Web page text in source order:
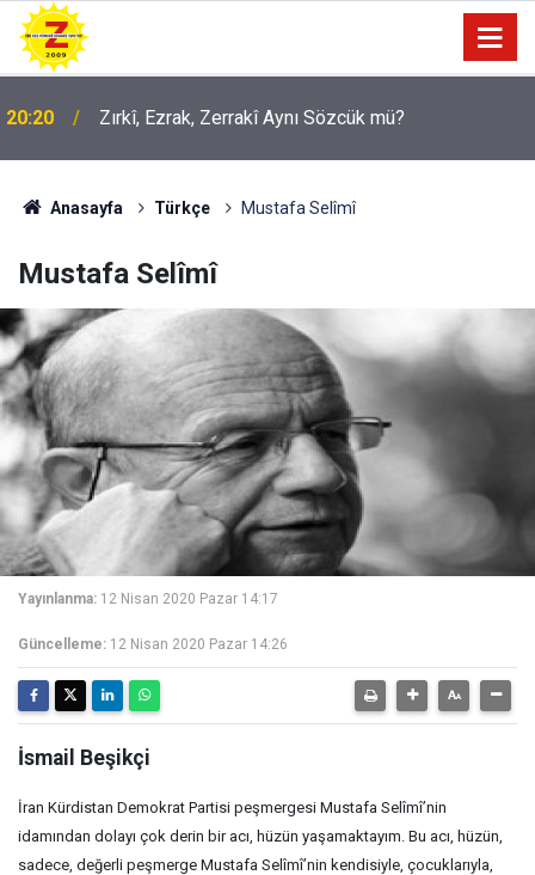
20:20
Zırkî, Ezrak, Zerrakî Aynı Sözcük mü?
09:56
Ji Zilma Partîzanan Nimûneyeka Piçûk
Anasayfa Türkçe Mustafa Selîmî
Mustafa Selîmî
Yayınlanma: 12 Nisan 2020 Pazar 14:17
Güncelleme: 12 Nisan 2020 Pazar 14:26
İsmail Beşikçi
İran Kürdistan Demokrat Partisi peşmergesi Mustafa Selîmî’nin
idamından dolayı çok derin bir acı, hüzün yaşamaktayım. Bu acı, hüzün,
sadece, değerli peşmerge Mustafa Selîmî’nin kendisiyle, çocuklarıyla,